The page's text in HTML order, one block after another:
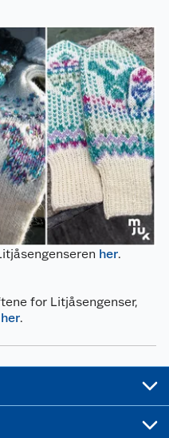
her.
for Litjåsengenser,
her.